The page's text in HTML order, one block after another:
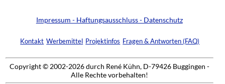
Impressum - Haftungsausschluss - Datenschutz
Kontakt Werbemittel Projektinfos Fragen & Antworten (FAQ)
Copyright © 2002-2026 durch René Kühn, D-79426 Buggingen -
Alle Rechte vorbehalten!